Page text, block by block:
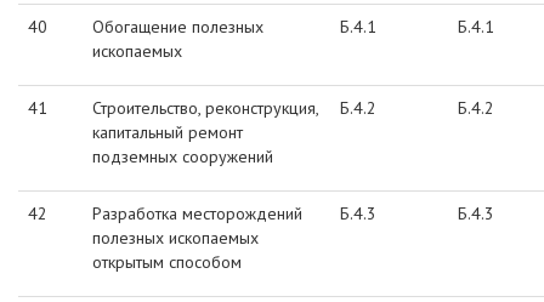
40
Обогащение полезных
ископаемых
Б.4.1 Б.4.1
41
Строительство, реконструкция,
капитальный ремонт
подземных сооружений
Б.4.2 Б.4.2
42
Разработка месторождений
полезных ископаемых
открытым способом
Б.4.3 Б.4.3